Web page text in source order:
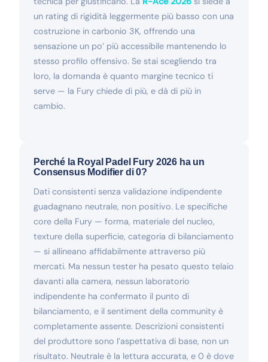
un rating di rigidità leggermente più basso con una
costruzione in carbonio 3K, offrendo una
sensazione un po’ più accessibile mantenendo lo
stesso profilo offensivo. Se stai scegliendo tra
loro, la domanda è quanto margine tecnico ti
serve — la Fury chiede di più, e dà di più in
cambio.
Perché la Royal Padel Fury 2026 ha un
Consensus Modifier di 0?
Dati consistenti senza validazione indipendente
guadagnano neutrale, non positivo. Le specifiche
core della Fury — forma, materiale del nucleo,
texture della superficie, categoria di bilanciamento
— si allineano affidabilmente attraverso più
mercati. Ma nessun tester ha pesato questo telaio
davanti alla camera, nessun laboratorio
indipendente ha confermato il punto di
bilanciamento, e il sentiment della community è
completamente assente. Descrizioni consistenti
del produttore sono l’aspettativa di base, non un
risultato. Neutrale è la lettura accurata, e 0 è dove